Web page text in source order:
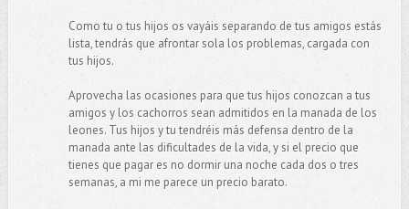
Como tu o tus hijos os vayáis separando de tus amigos estás
lista, tendrás que afrontar sola los problemas, cargada con
tus hijos.
Aprovecha las ocasiones para que tus hijos conozcan a tus
amigos y los cachorros sean admitidos en la manada de los
leones. Tus hijos y tu tendréis más defensa dentro de la
manada ante las dificultades de la vida, y si el precio que
tienes que pagar es no dormir una noche cada dos o tres
semanas, a mi me parece un precio barato.